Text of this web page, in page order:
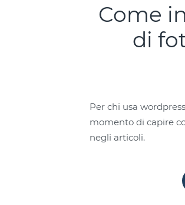
Come
di
Per chi usa
momento di capire
negli articoli.